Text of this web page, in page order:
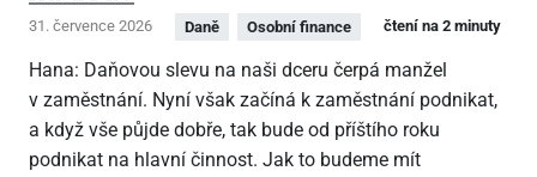
31. července 2026 Daně Osobní finance čtení na 2 minuty
Hana: Daňovou slevu na naši dceru čerpá manžel
v zaměstnání. Nyní však začíná k zaměstnání podnikat,
a když vše půjde dobře, tak bude od příštího roku
podnikat na hlavní činnost. Jak to budeme mít